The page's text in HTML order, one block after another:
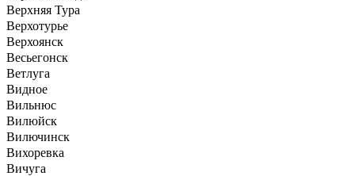
Верхняя Тура
Верхотурье
Верхоянск
Весьегонск
Ветлуга
Видное
Вильнюс
Вилюйск
Вилючинск
Вихоревка
Вичуга